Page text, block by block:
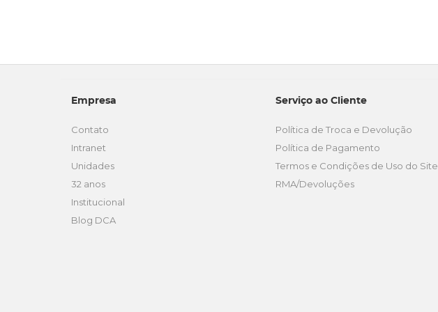
Empresa
Contato
Intranet
Unidades
32 anos
Institucional
Blog DCA
Serviço ao Cliente
Política de Troca e Devolução
Política de Pagamento
Termos e Condições de Uso do Site
RMA/Devoluções